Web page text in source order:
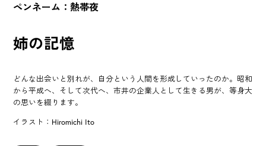
ペンネーム：熱帯夜
姉の記憶
どんな出会いと別れが、自分という人間を形成していったのか。昭和
から平成へ、そして次代へ、市井の企業人として生きる男が、等身大
の思いを綴ります。
イラスト：Hiromichi Ito